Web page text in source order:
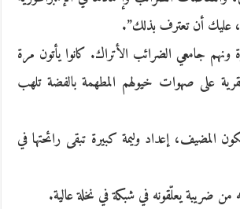
عليك أن تعترف بذلك”.
جامعي الضرائب الأتراك. كانوا يأتون مرة
على صهوات خيولهم المطهمة بالفضة تلهب
المضيف، إعداد وليمة كبيرة تبقى رائحتها في
من ضريبة يعلّقونه في شبكة في نخلة عالية.